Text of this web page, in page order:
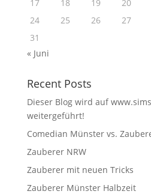
17
18 19 20
24
25 26 27
31
« Juni
Recent Posts
Dieser Blog wird auf
weitergeführt!
Comedian Münster vs.
Zauberer NRW
Zauberer mit neuen Tricks
Zauberer Münster Halbzeit